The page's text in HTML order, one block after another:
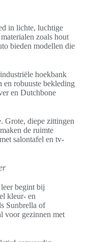
in lichte, luchtige
zoals hout
bieden modellen die
hoekbank
en robuuste bekleding
en Dutchbone
Grote, diepe zittingen
de ruimte
salontafel en tv-
begint bij
kleur- en
Sunbrella of
voor gezinnen met